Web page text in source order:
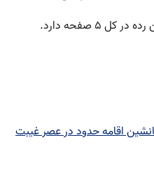
اقامه حدود در عصر غیبت